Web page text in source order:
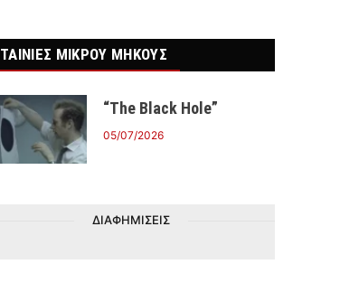
ΤΑΙΝΙΕΣ ΜΙΚΡΟΥ ΜΗΚΟΥΣ
“The Black Hole”
05/07/2026
ΔΙΑΦΗΜΙΣΕΙΣ